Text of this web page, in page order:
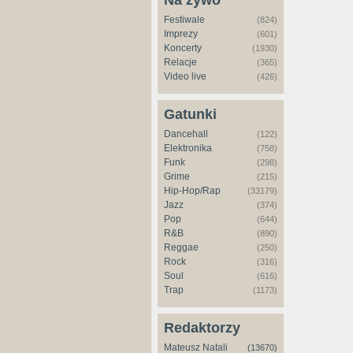
Festiwale (824)
Imprezy (601)
Koncerty (1930)
Relacje (365)
Video live (426)
Gatunki
Dancehall (122)
Elektronika (758)
Funk (298)
Grime (215)
Hip-Hop/Rap (33179)
Jazz (374)
Pop (644)
R&B (890)
Reggae (250)
Rock (316)
Soul (616)
Trap (1173)
Redaktorzy
Mateusz Natali (13670)